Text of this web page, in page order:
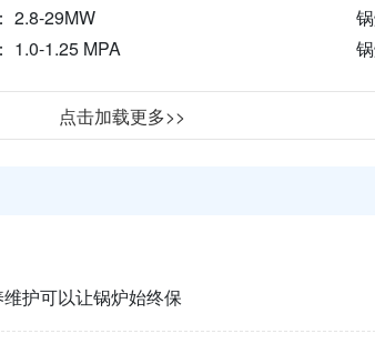
2.8-29MW
1.0-1.25 MPA
点击加载更多>>
护可以让锅炉始终保